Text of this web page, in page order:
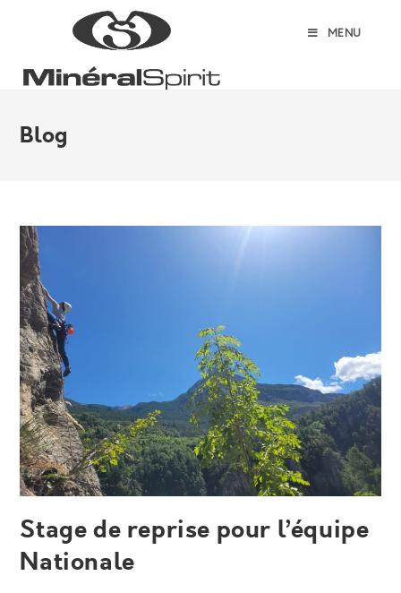
MENU
Blog
Stage de reprise pour l’équipe
Nationale